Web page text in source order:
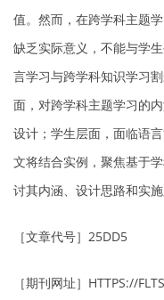
值。然而，在跨学科主题
缺乏实际意义，不能与学
言学习与跨学科知识学习
面，对跨学科主题学习的
设计；学生层面，面临语
文将结合实例，聚焦基于
讨其内涵、设计思路和实施
［文章代号］25DD5
［期刊网址］HTTPS://